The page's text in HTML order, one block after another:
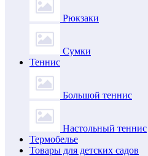
Рюкзаки
Сумки
Теннис
Большой теннис
Настольный теннис
Термобелье
Товары для детских садов